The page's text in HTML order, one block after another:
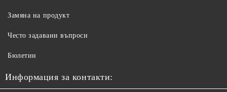
Замяна на продукт
Често задавани въпроси
Бюлетин
Информация за контакти: